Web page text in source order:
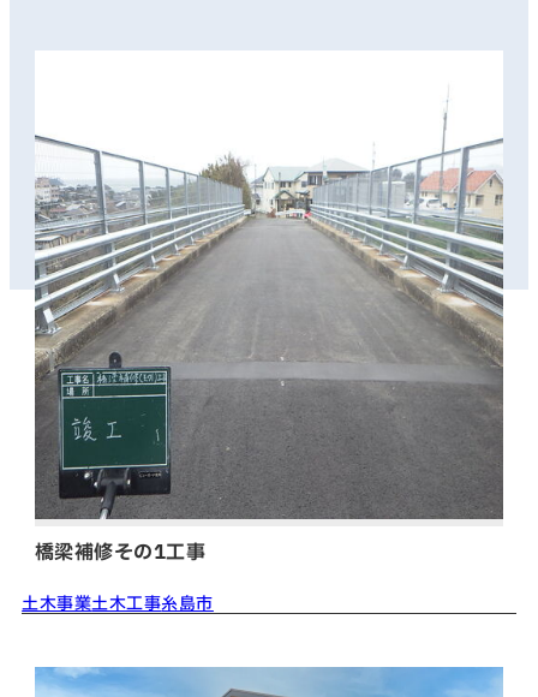
橋梁補修その1工事
土木事業土木工事糸島市